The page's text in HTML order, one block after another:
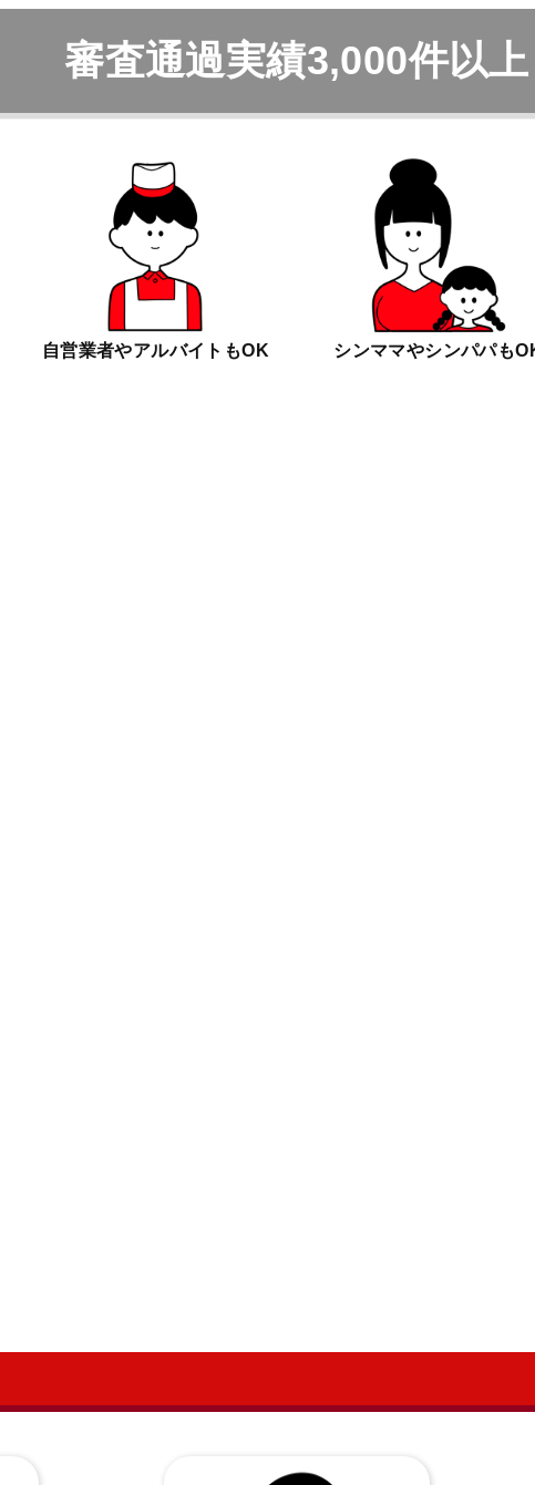
審査通過実績3,000件以上
自営業者やアルバイトもOK シンママやシンパパも